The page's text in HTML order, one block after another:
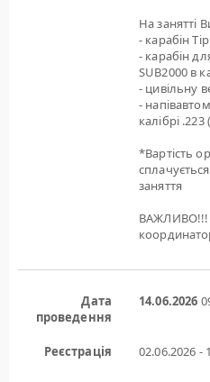
На занятті
- карабін
- карабін
SUB2000 в
- цивільну
-
калібрі .223
*Вартість
заняття
ВАЖЛИВО!!!
Дата
проведення
14.06.2026
Реєстрація 02.06.2026 -